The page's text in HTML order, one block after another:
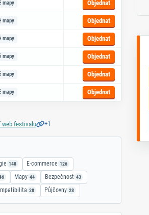
mapy Objednat
mapy Objednat
mapy Objednat
mapy Objednat
mapy Objednat
mapy Objednat
web festivalu +1
148 E-commerce 126
Mapy 44 Bezpečnost 43
28 Půjčovny 28